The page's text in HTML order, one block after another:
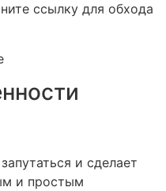
ссылку для обхода
и сделает
и простым